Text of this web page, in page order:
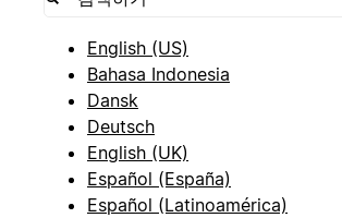
English (US)
Bahasa Indonesia
Dansk
Deutsch
English (UK)
Español (España)
Español (Latinoamérica)